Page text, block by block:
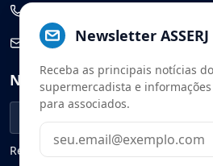
Newsletter ASSERJ
Receba as principais notícias
supermercadista e informações
para associados.
saa@asserj.com.br
Newsletter
Receba notícias e atualizações do